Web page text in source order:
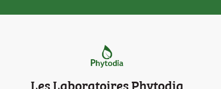
Les Laboratoires Phytodia